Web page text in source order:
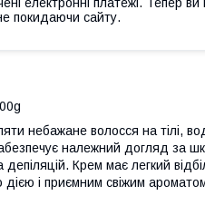
електронні платежі. Тепер
покидаючи сайту.
небажане волосся на тілі,
належний догляд за
Крем має легкий
дією і приємним свіжим